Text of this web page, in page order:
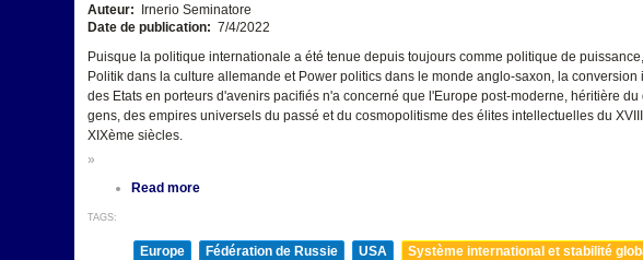
Auteur: Irnerio Seminatore
Date de publication: 7/4/2022
Puisque la politique internationale a été tenue depuis toujours comme politique de
Politik dans la culture allemande et Power politics dans le monde anglo-saxon, la conversion
des Etats en porteurs d'avenirs pacifiés n'a concerné que l'Europe post-moderne, héritière du
gens, des empires universels du passé et du cosmopolitisme des élites intellectuelles du
XIXème siècles.
»
Read more
TAGS:
Europe Fédération de Russie USA
Système international et stabilité